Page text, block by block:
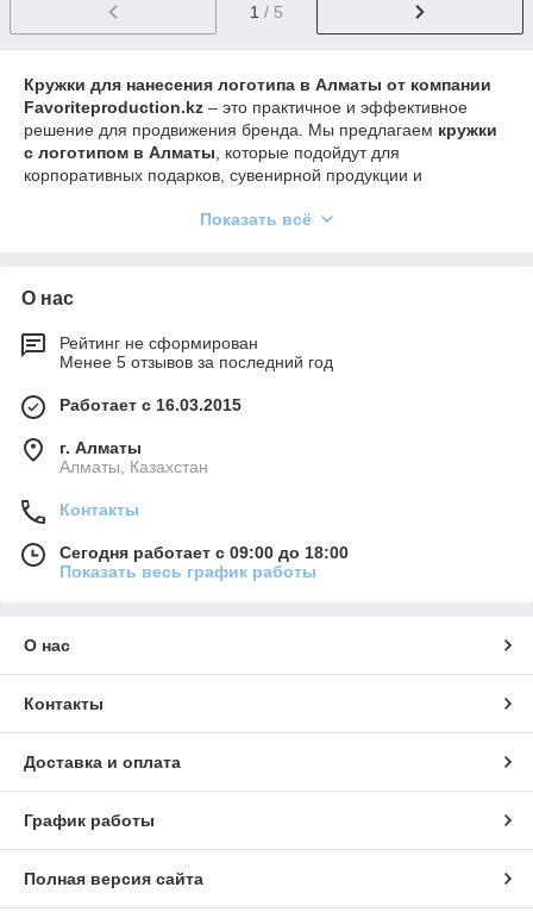
1 / 5
Кружки для нанесения логотипа в Алматы от компании
Favoriteproduction.kz – это практичное и эффективное
решение для продвижения бренда. Мы предлагаем кружки
с логотипом в Алматы , которые подойдут для
корпоративных подарков, сувенирной продукции и
В каталоге представлены разные варианты: классические
кружки
компании.
кружки с нанесением логотипа
Favoriteproduction.kz, вы получаете качественный сувенир,
который будет напоминать о вашем бренде каждый день.
Показать всё
О нас
Рейтинг не сформирован
Менее 5 отзывов за последний год
Работает с 16.03.2015
г. Алматы
Алматы, Казахстан
Контакты
Сегодня работает с 09:00 до 18:00
Показать весь график работы
О нас
Контакты
Доставка и оплата
График работы
Полная версия сайта